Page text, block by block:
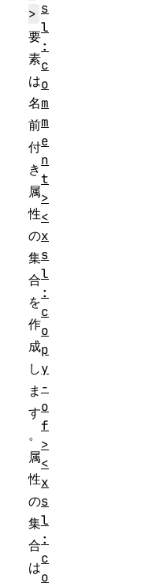
>
要
素
は
名
前
付
き
属
性
の
集
合
を
作
成
し
ま
す
。
属
性
の
集
合
は
s
l
:
c
o
m
m
e
n
t
>
<
x
s
l
:
c
o
p
y
-
o
f
>
<
x
s
l
:
c
o